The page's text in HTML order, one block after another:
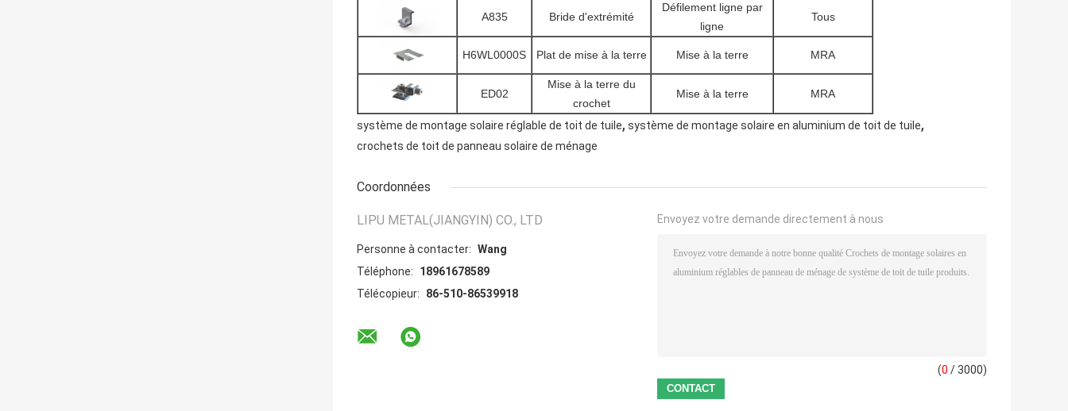
A835 Bride d'extrémité
Défilement ligne par
ligne
Tous
H6WL0000S Plat de mise à la terre Mise à la terre MRA
ED02
Mise à la terre du
crochet
Mise à la terre MRA
système de montage solaire réglable de toit de tuile, système de montage solaire en aluminium de toit de tuile,
crochets de toit de panneau solaire de ménage
Coordonnées
LIPU METAL(JIANGYIN) CO., LTD
Personne à contacter: Wang
Téléphone:
18961678589
Télécopieur:
86-510-86539918
Envoyez votre demande directement à nous
(0 / 3000)